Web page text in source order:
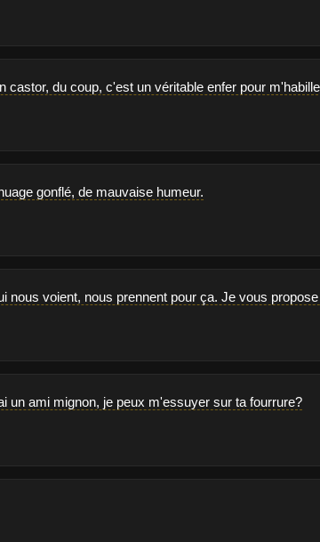
castor, du coup, c'est un véritable enfer pour
gonflé, de mauvaise humeur.
nous voient, nous prennent pour ça. Je vous
un ami mignon, je peux m'essuyer sur ta fourrure?